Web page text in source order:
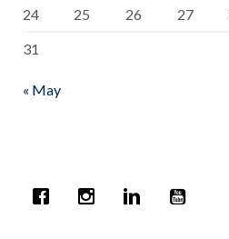
24
25 26 27
31
« May